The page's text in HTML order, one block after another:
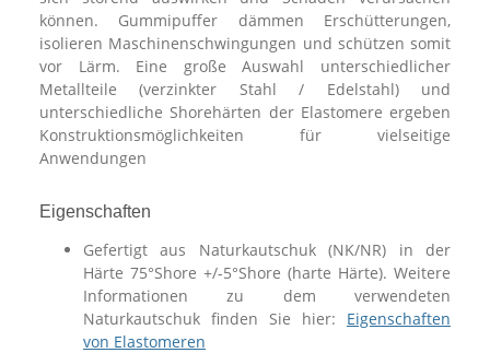
können. Gummipuffer dämmen Erschütterungen,
isolieren Maschinenschwingungen und schützen somit
vor Lärm. Eine große Auswahl unterschiedlicher
Metallteile (verzinkter Stahl / Edelstahl) und
unterschiedliche Shorehärten der Elastomere ergeben
Konstruktionsmöglichkeiten für vielseitige
Anwendungen
Eigenschaften
Gefertigt aus Naturkautschuk (NK/NR) in der
Härte 75°Shore +/-5°Shore (harte Härte). Weitere
Informationen zu dem verwendeten
Naturkautschuk finden Sie hier: Eigenschaften
von Elastomeren